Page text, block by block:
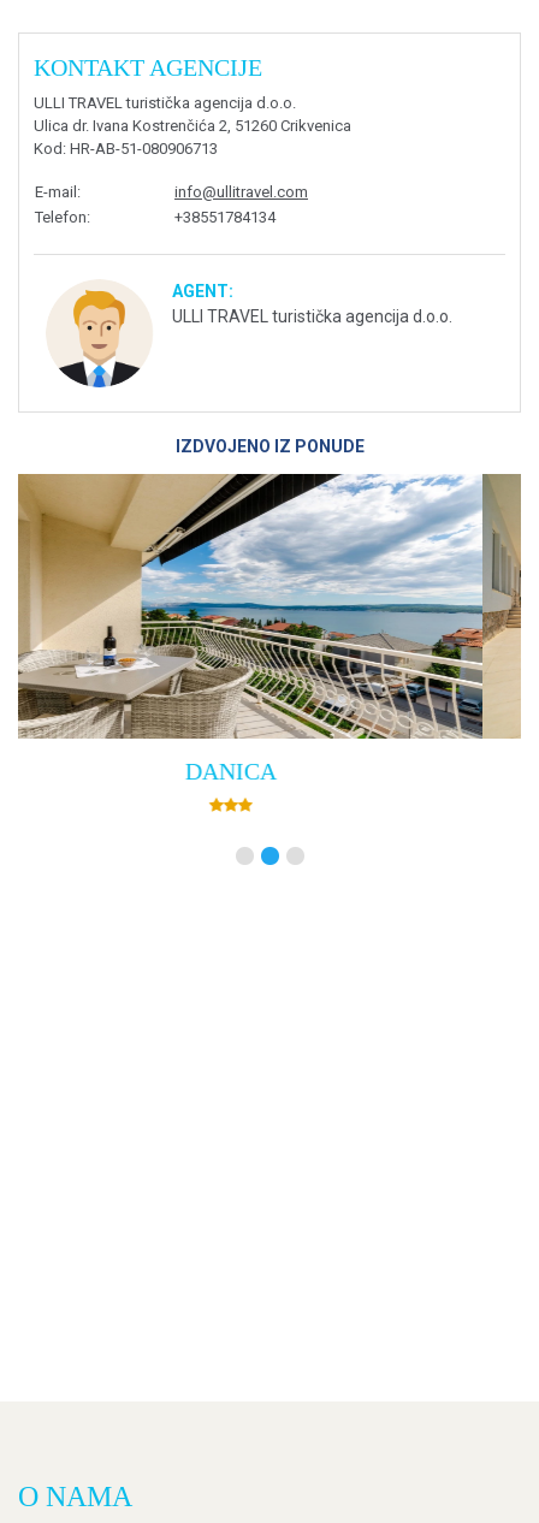
KONTAKT AGENCIJE
ULLI TRAVEL turistička agencija d.o.o.
Ulica dr. Ivana Kostrenčića 2, 51260 Crikvenica
Kod : HR-AB-51-080906713
E-mail :
info@ullitravel.com
Telefon: +38551784134
AGENT:
ULLI TRAVEL turistička agencija d.o.o.
IZDVOJENO IZ PONUDE
Villa Empress
O NAMA